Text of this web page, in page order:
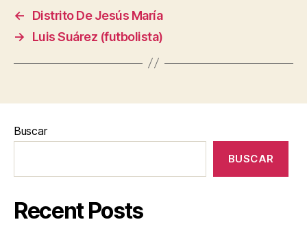
←
Distrito De Jesús María
→
Luis Suárez (futbolista)
Buscar
BUSCAR
Recent Posts